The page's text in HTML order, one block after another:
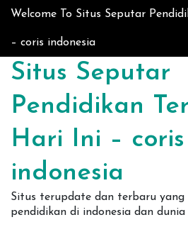
Skip to content
Welcome To Situs Seputar
– coris indonesia
Situs Seputar
Pendidikan
Hari Ini – coris
indonesia
Situs terupdate dan terbaru yang
pendidikan di indonesia dan dunia